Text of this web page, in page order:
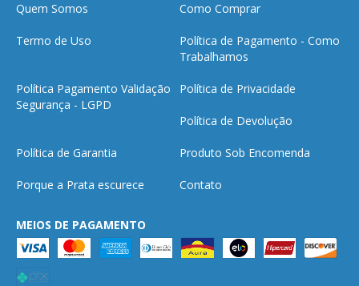
Quem Somos
Como Comprar
Termo de Uso
Política de Pagamento - Como
Trabalhamos
Política Pagamento Validação
Segurança - LGPD
Política de Privacidade
Política de Devolução
Política de Garantia Produto Sob Encomenda
Porque a Prata escurece Contato
MEIOS DE PAGAMENTO